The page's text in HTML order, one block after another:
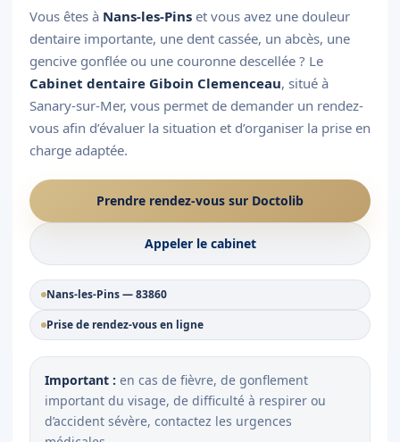
Vous êtes à Nans-les-Pins et vous avez une douleur
dentaire importante, une dent cassée, un abcès, une
gencive gonflée ou une couronne descellée ? Le
Cabinet dentaire Giboin Clemenceau, situé à
Sanary-sur-Mer, vous permet de demander un rendez-
vous afin d’évaluer la situation et d’organiser la prise en
charge adaptée.
Prendre rendez-vous sur Doctolib
Appeler le cabinet
Nans-les-Pins — 83860
Prise de rendez-vous en ligne
Important : en cas de fièvre, de gonflement
important du visage, de difficulté à respirer ou
d’accident sévère, contactez les urgences